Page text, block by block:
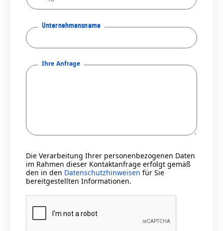
Unternehmensname
Ihre Anfrage
Die Verarbeitung Ihrer personenbezogenen Daten
im Rahmen dieser Kontaktanfrage erfolgt gemäß
den in den Datenschutzhinweisen für Sie
bereitgestellten Informationen.